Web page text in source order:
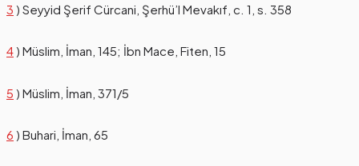
3 ) Seyyid Şerif Cürcani, Şerhü’l Mevakıf, c. 1, s. 358
4) Müslim, İman, 145; İbn Mace, Fiten, 15
5 ) Müslim, İman, 371/5
6 ) Buhari, İman, 65